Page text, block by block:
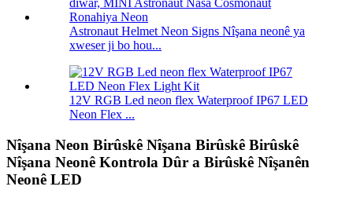
Astronaut Helmet Neon Signs Nîşana neonê ya
xweser ji bo hou...
12V RGB Led neon flex Waterproof IP67 LED
Neon Flex ...
Nîşana Neon Birûskê Nîşana Birûskê Birûskê
Nîşana Neonê Kontrola Dûr a Birûskê Nîşanên
Neonê LED